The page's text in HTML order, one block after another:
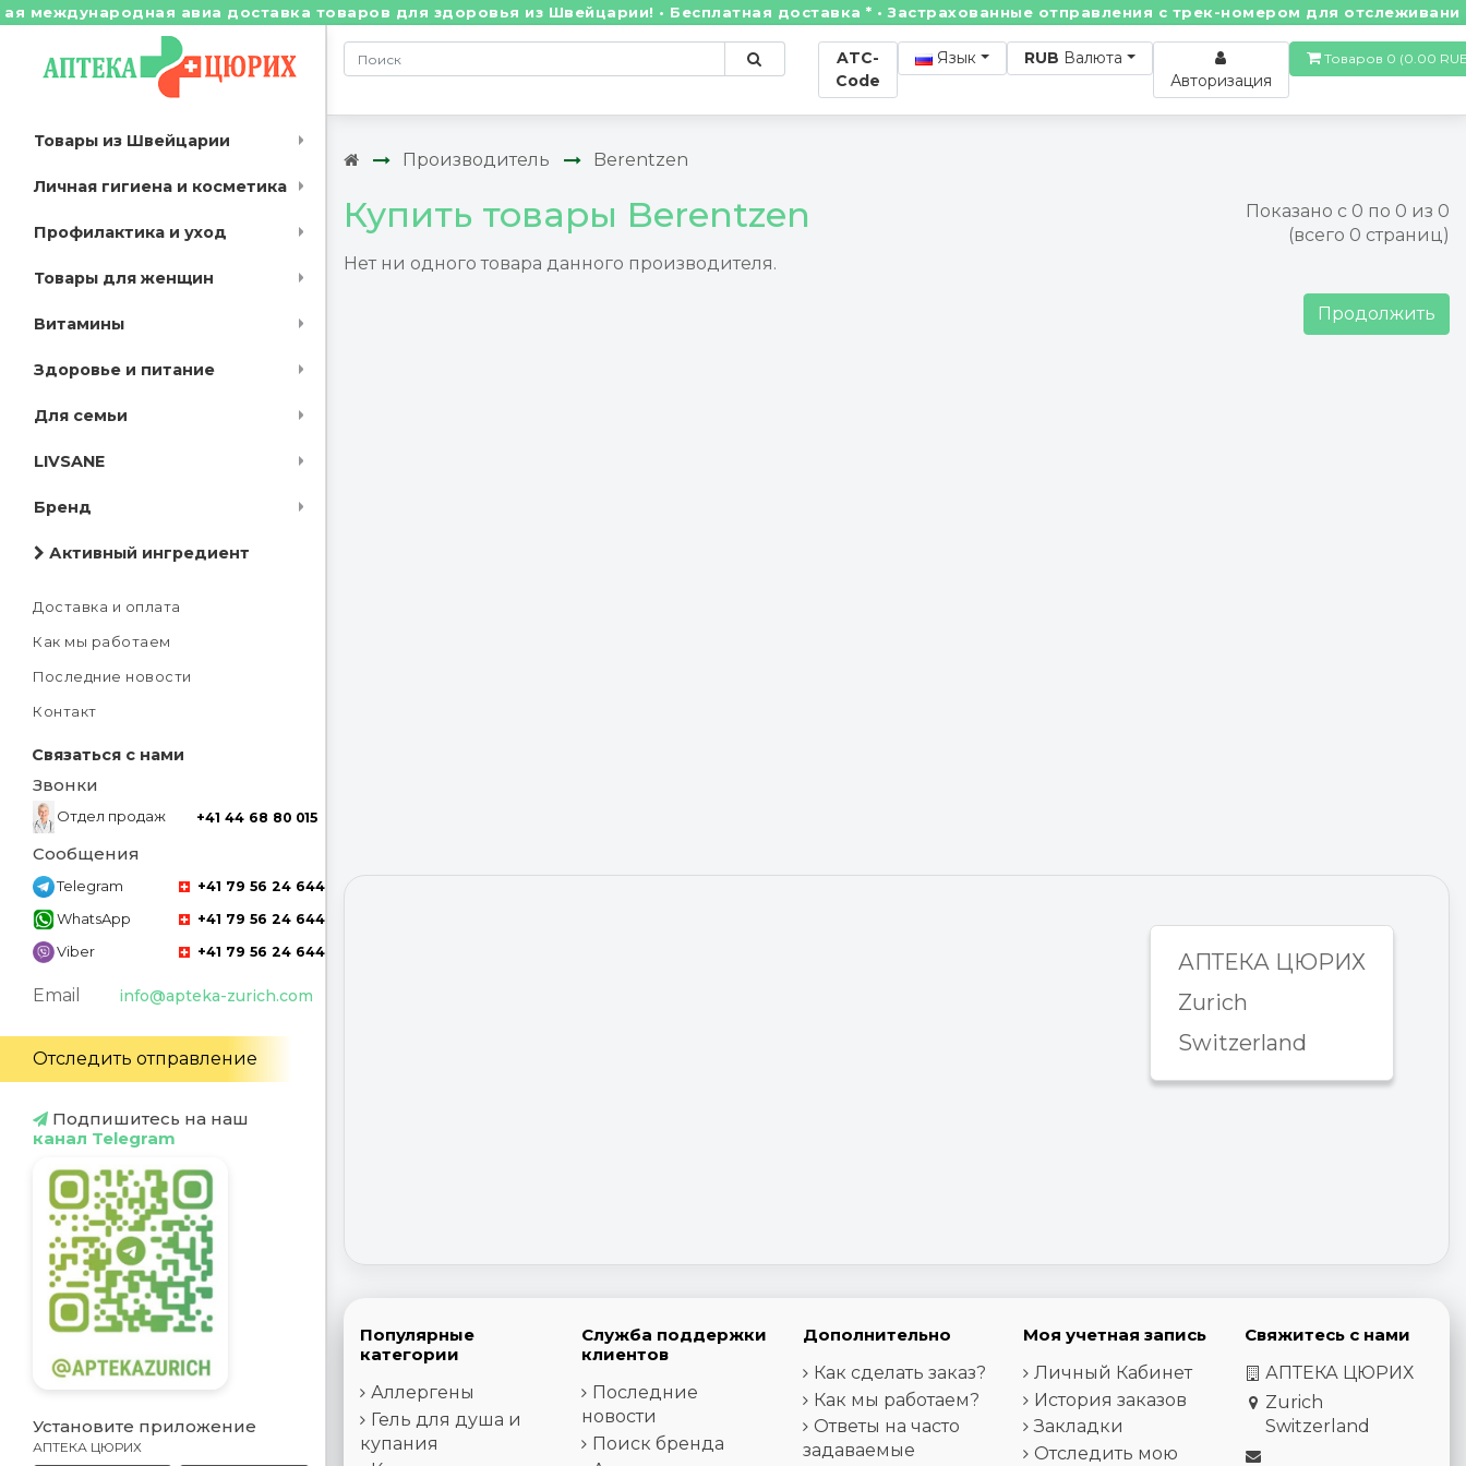
авиа доставка товаров для здоровья из Швейцарии! • Бесплатная доставка * • Застрахованные отправления с трек-номером для
Товары из Швейцарии
Личная гигиена и косметика
Профилактика и уход
Товары для женщин
Витамины
Здоровье и питание
Для семьи
LIVSANE
Бренд
Активный ингредиент
Доставка и оплата
Как мы работаем
Последние новости
Контакт
Связаться с нами
Звонки
Отдел продаж +41 44 68 80 015
Сообщения
Telegram +41 79 56 24 644
WhatsApp +41 79 56 24 644
Viber +41 79 56 24 644
Email info@apteka-zurich.com
Отследить отправление
Подпишитесь на наш
канал Telegram
Установите приложение
АПТЕКА ЦЮРИХ
ATC-
Code
Язык RUB Валюта
Авторизация
Товаров 0
Производитель Berentzen
Купить товары Berentzen
Показано с 0 по 0 из 0
(всего 0 страниц)
Нет ни одного товара данного производителя.
Продолжить
АПТЕКА ЦЮРИХ
Zurich
Switzerland
Популярные
категории
Аллергены
Гель для душа и
купания
Служба поддержки
клиентов
Последние
новости
Поиск бренда
Дополнительно
Как сделать заказ?
Как мы работаем?
Ответы на часто
задаваемые
Моя учетная запись
Личный Кабинет
История заказов
Закладки
Отследить мою
Свяжитесь с нами
АПТЕКА ЦЮРИХ
Zurich
Switzerland